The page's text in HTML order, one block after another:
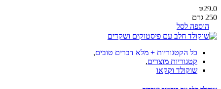
₪29.0
250 גרם
הוספה לסל
כל הקטגוריות + מלא דברים טובים,
קטגוריות מוצרים,
שוקולד וקקאו